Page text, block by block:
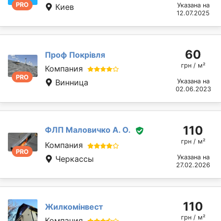
PRO Киев
Указана на
12.07.2025
PRO
Проф Покрівля
Компания
Винница
60
грн / м²
Указана на
02.06.2023
PRO
ФЛП Маловичко А. О.
Компания
Черкассы
110
грн / м²
Указана на
27.02.2026
Жилкомінвест
110
грн / м²